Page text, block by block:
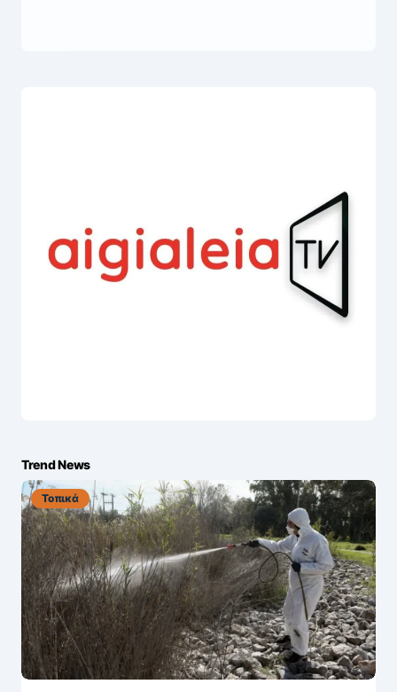
Trend News
Τοπικά